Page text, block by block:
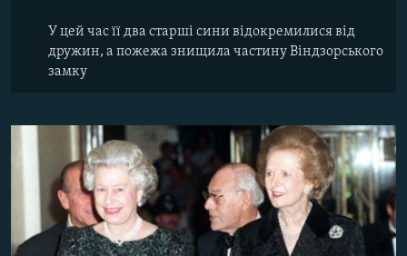
У цей час її два старші сини відокремилися від
дружин, а пожежа знищила частину Віндзорського
замку